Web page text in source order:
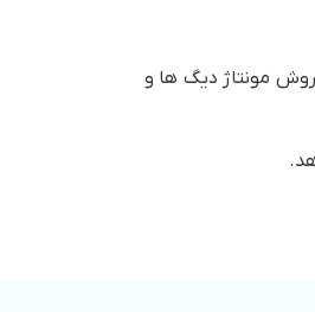
که در روش مونتاژ دیگ ها و